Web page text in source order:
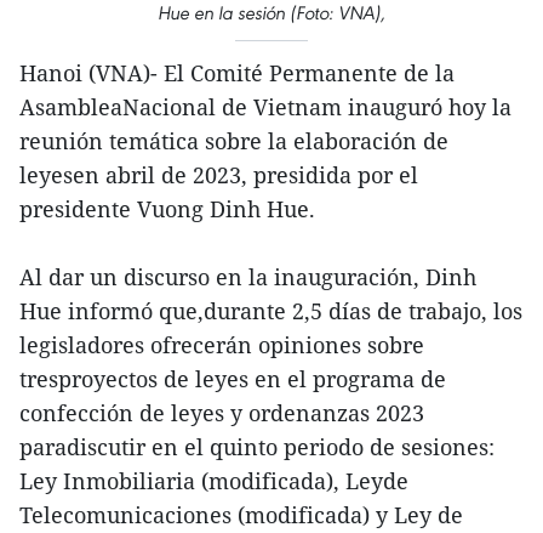
Hue en la sesión (Foto: VNA),
Hanoi (VNA)- El Comité Permanente de la
AsambleaNacional de Vietnam inauguró hoy la
reunión temática sobre la elaboración de
leyesen abril de 2023, presidida por el
presidente Vuong Dinh Hue.
Al dar un discurso en la inauguración, Dinh
Hue informó que,durante 2,5 días de trabajo, los
legisladores ofrecerán opiniones sobre
tresproyectos de leyes en el programa de
confección de leyes y ordenanzas 2023
paradiscutir en el quinto periodo de sesiones:
Ley Inmobiliaria (modificada), Leyde
Telecomunicaciones (modificada) y Ley de